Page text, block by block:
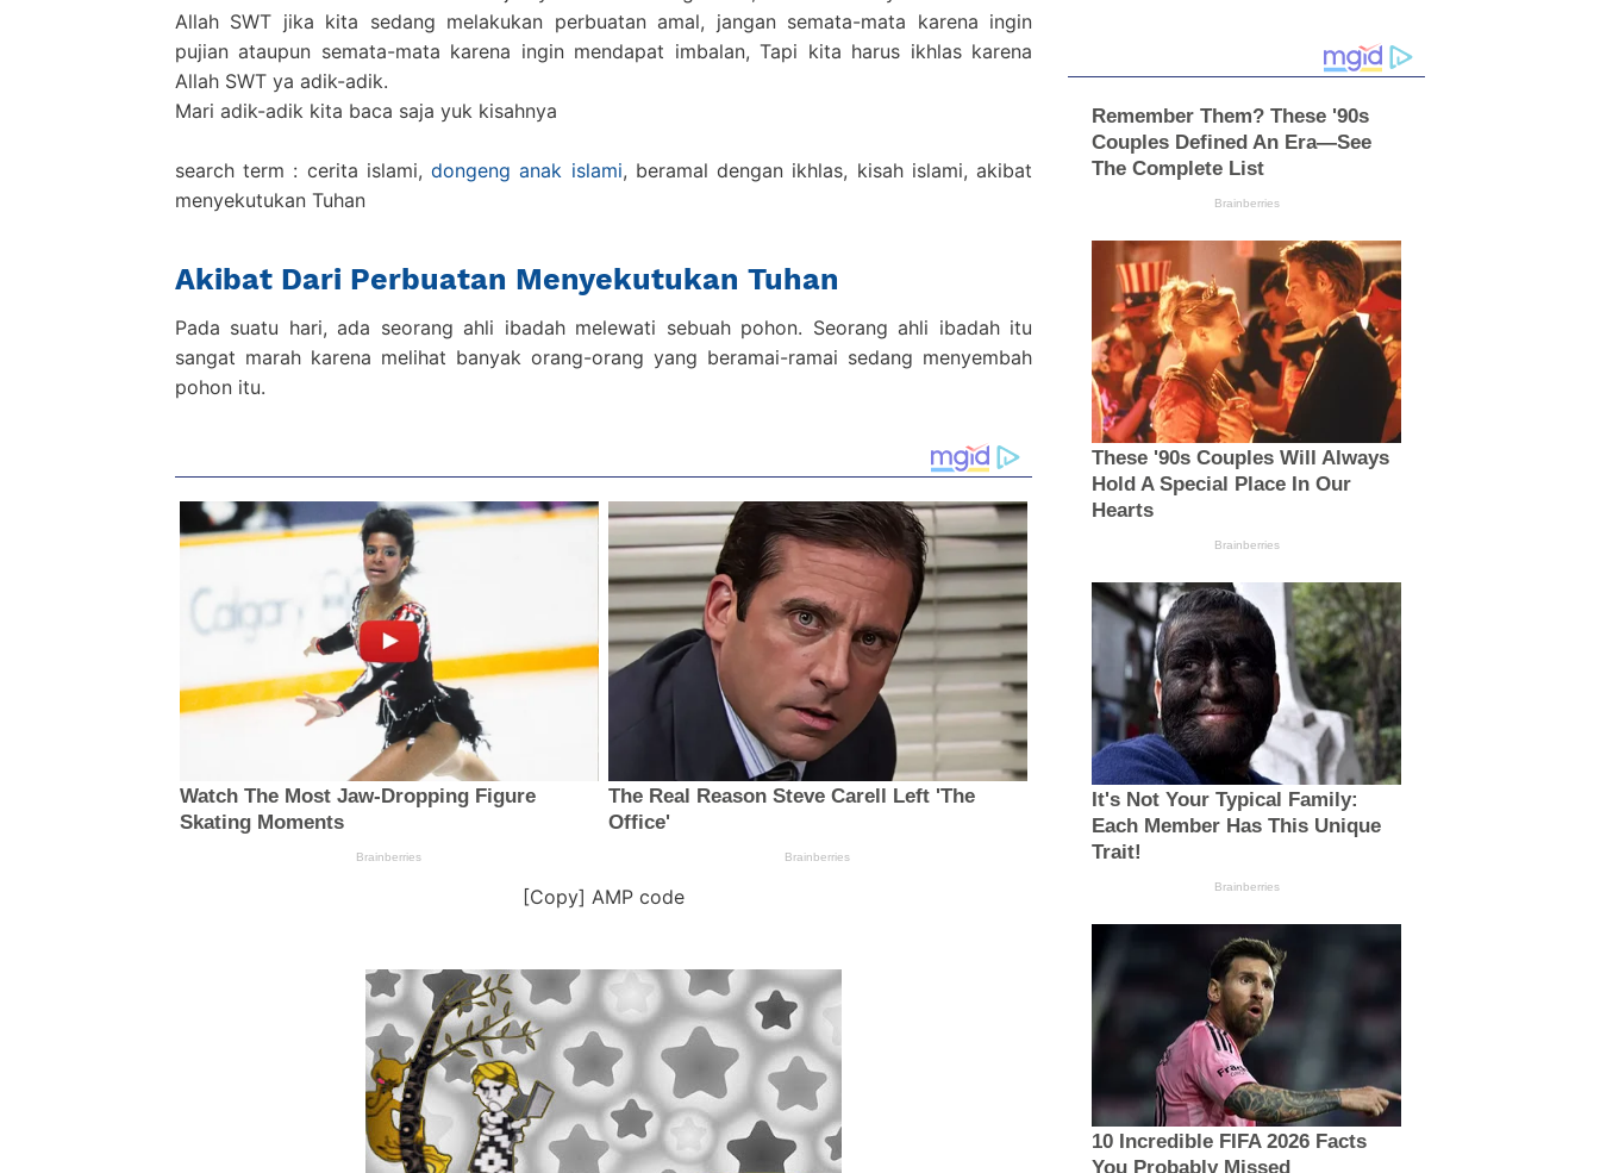
Allah SWT jika kita sedang melakukan perbuatan amal, jangan semata-mata karena ingin
pujian ataupun semata-mata karena ingin mendapat imbalan, Tapi kita harus ikhlas karena
Allah SWT ya adik-adik.
Mari adik-adik kita baca saja yuk kisahnya
search term : cerita islami,dongeng anak islami, beramal dengan ikhlas, kisah islami, akibat
menyekutukan Tuhan
Akibat Dari Perbuatan Menyekutukan Tuhan
Pada suatu hari, ada seorang ahli ibadah melewati sebuah pohon. Seorang ahli ibadah itu
sangat marah karena melihat banyak orang-orang yang beramai-ramai sedang menyembah
pohon itu.
[Copy] AMP code